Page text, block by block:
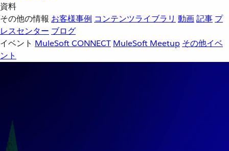
資料
その他の情報 お客様事例 コンテンツライブラリ 動画記事 プ
レスセンター ブログ
イベント MuleSoft CONNECT MuleSoft Meetup その他イベ
ント